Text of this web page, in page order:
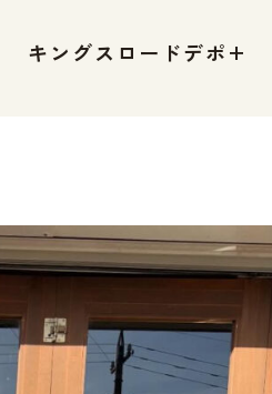
キングスロードデポ+